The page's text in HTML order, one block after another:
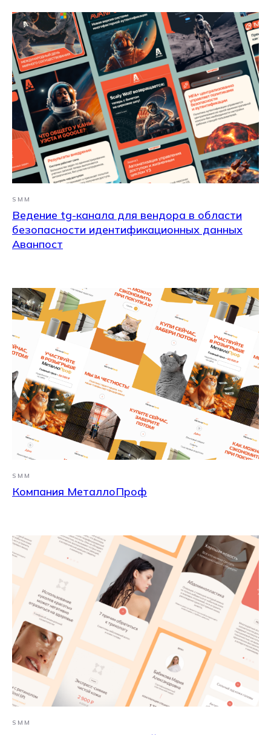
SMM
Ведение tg-канала для вендора в области
безопасности идентификационных данных
Аванпост
SMM
Компания МеталлоПроф
SMM